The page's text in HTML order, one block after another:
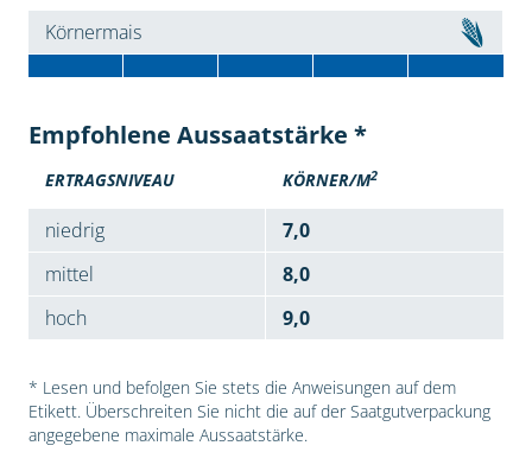
Körnermais
Empfohlene Aussaatstärke *
ERTRAGSNIVEAU KÖRNER/M2
niedrig
7,0
mittel
8,0
hoch
9,0
* Lesen und befolgen Sie stets die Anweisungen auf dem
Etikett. Überschreiten Sie nicht die auf der Saatgutverpackung
angegebene maximale Aussaatstärke.